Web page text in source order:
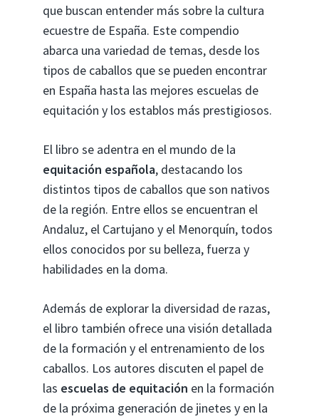
que buscan entender más sobre la cultura
ecuestre de España. Este compendio
abarca una variedad de temas, desde los
tipos de caballos que se pueden encontrar
en España hasta las mejores escuelas de
equitación y los establos más prestigiosos.
El libro se adentra en el mundo de la
equitación española, destacando los
distintos tipos de caballos que son nativos
de la región. Entre ellos se encuentran el
Andaluz, el Cartujano y el Menorquín, todos
ellos conocidos por su belleza, fuerza y
habilidades en la doma.
Además de explorar la diversidad de razas,
el libro también ofrece una visión detallada
de la formación y el entrenamiento de los
caballos. Los autores discuten el papel de
las escuelas de equitación en la formación
de la próxima generación de jinetes y en la